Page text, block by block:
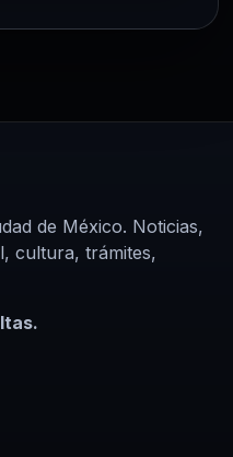
Brugada Molina,
de México. Noticias,
cultura, trámites,